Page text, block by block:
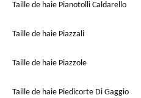
Taille de haie Pianotolli Caldarello
Taille de haie Piazzali
Taille de haie Piazzole
Taille de haie Piedicorte Di Gaggio